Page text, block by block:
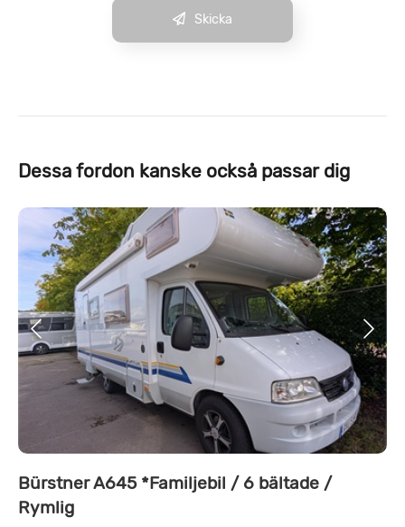
Skicka
Dessa fordon kanske också passar dig
Bürstner A645 *Familjebil / 6 bältade /
Rymlig